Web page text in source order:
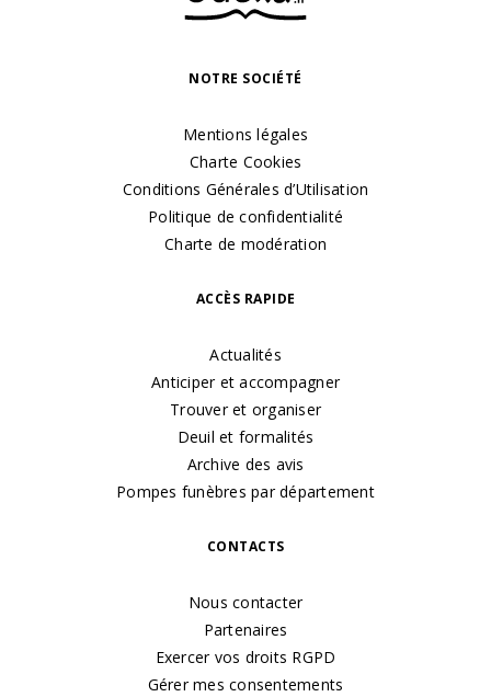
NOTRE SOCIÉTÉ
Mentions légales
Charte Cookies
Conditions Générales d’Utilisation
Politique de confidentialité
Charte de modération
ACCÈS RAPIDE
Actualités
Anticiper et accompagner
Trouver et organiser
Deuil et formalités
Archive des avis
Pompes funèbres par département
CONTACTS
Nous contacter
Partenaires
Exercer vos droits RGPD
Gérer mes consentements